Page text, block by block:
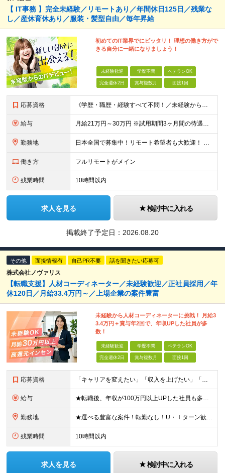
【 IT事務 】完全未経験／リモートあり／年間休日125日／残業な
し／産休育休あり／服装・髪型自由／毎年昇給
初めてのIT業界でにピッタリ！ 理想の働き方がで
きる自分に一緒になりましょう！
未経験歓迎 学歴不問 ベテランOK
完全週休2日 賞与複数月 面接1回
応募資格 《学歴・職歴・経験すべて不問！／未経験からのチャレンジ大歓迎◎》 ▼こんな気持ち、ひとつでも当てはまる方はぜひ！ □ なにか、人生を変えるきっかけがほしい □ 立ち仕事に疲れて、そろそろ座り仕事がい
給与 月給21万円～30万円 ※試用期間3ヶ月間の待遇に変動はありません。 ※みなし残業代(月20時間分29,725円～)を含む。（※超過分は追加支給）
勤務地 日本全国で募集中！リモート希望者も大歓迎！ ※クライアントオフィスへの出勤が必要な場合は、 「東京オフィス」または「首都圏・関西圏」になります ※勤務地の選択はご希望を考慮し、転居を伴う転勤はありま
働き方 フルリモートがメイン
残業時間 10時間以内
求人を見る 検討中に入れる
掲載終了予定日： 2026.08.20
その他 面接情報有 自己PR不要 話を聞きたい応募可
株式会社ノヴァリス
【転職支援】人材コーディネーター／未経験歓迎／正社員採用／年
休120日／月給33.4万円～／上場企業の案件豊富
未経験から人材コーディネーターに挑戦！ 月給3
3.4万円＋賞与年2回で、年収UPした社員が多
数！
未経験歓迎 学歴不問 ベテランOK
完全週休2日 賞与複数月 面接1回
応募資格 「キャリアを変えたい」「収入を上げたい」「将来に強いスキルを身につけたい」方歓迎！ ・未経験歓迎 ・学歴不問 ・第二新卒歓迎 ＼経験やスキルではなく、“これから”を重視します／ 「今のままでいい
給与 ★転職後、年収が100万円以上UPした社員も多数！ 月給33.4万円～45万円＋諸手当＋賞与年2回 ※インセンティブが発生する案件もあります。 【固定残業代について】 なし（残業代は、実際の労働
勤務地 ★選べる豊富な案件！転勤なし！U・Ｉターン歓迎！ 東京、神奈川、埼玉、千葉、愛知、大阪、兵庫、京都、広島、福岡をはじめとする全国各地のプロジェクト先。 プライム上場、グロース上場企業の大手～ベンチ
残業時間 10時間以内
求人を見る 検討中に入れる